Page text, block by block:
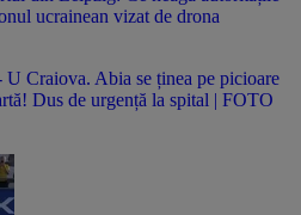
ucrainean vizat de drona
Craiova. Abia se ținea pe picioare
Dus de urgență la spital | FOTO